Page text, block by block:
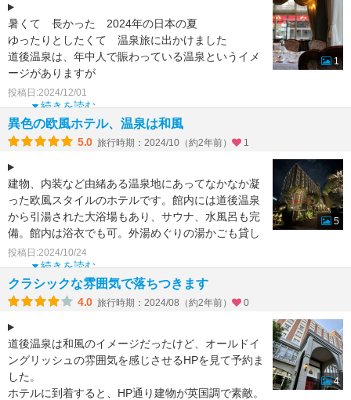
暑くて 長かった 2024年の日本の夏
ゆったりとしたくて 温泉旅に出かけました
道後温泉は、年中人で賑わっている温泉というイメ
ージがありますが
なぜか ここのホテルの食事を楽しみに出かけて来
て
続きを読む
投稿日:2024/12/01
1
異色の欧風ホテル、温泉は和風
5.0 旅行時期：2024/10（約2年前） 1
建物、内装など由緒ある温泉地にあってなかなか凝
った欧風スタイルのホテルです。館内には道後温泉
から引湯された大浴場もあり、サウナ、水風呂も完
備。館内は浴衣でも可。外湯めぐりの湯かごも貸し
てくれ、温泉旅館
続きを読む
投稿日:2024/10/24
5
クラシックな雰囲気で落ちつきます
4.0 旅行時期：2024/08（約2年前） 0
道後温泉は和風のイメージだったけど、オールドイ
ングリッシュの雰囲気を感じさせるHPを見て予約ま
した。
ホテルに到着すると、HP通り建物が英国調で素敵。
4